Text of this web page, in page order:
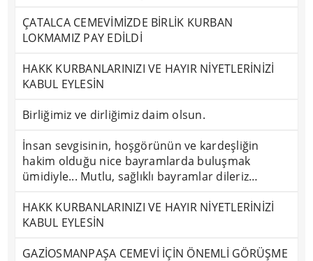
ÇATALCA CEMEVİMİZDE BİRLİK KURBAN
LOKMAMIZ PAY EDİLDİ
HAKK KURBANLARINIZI VE HAYIR NİYETLERİNİZİ
KABUL EYLESİN
Birliğimiz ve dirliğimiz daim olsun.
İnsan sevgisinin, hoşgörünün ve kardeşliğin
hakim olduğu nice bayramlarda buluşmak
ümidiyle... Mutlu, sağlıklı bayramlar dileriz…
HAKK KURBANLARINIZI VE HAYIR NİYETLERİNİZİ
KABUL EYLESİN
GAZİOSMANPAŞA CEMEVİ İÇİN ÖNEMLİ GÖRÜŞME